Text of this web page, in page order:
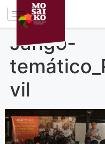
Jango-
vil